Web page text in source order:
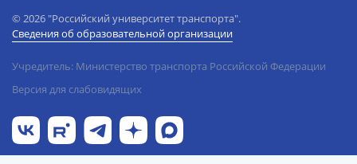
© 2026 "Российский университет транспорта".
Сведения об образовательной организации
Учредитель: Министерство транспорта Российской Федерации
Версия для слабовидящих